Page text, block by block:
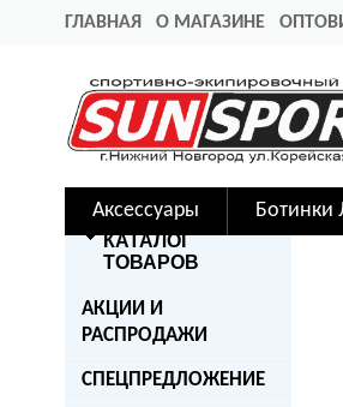
ГЛАВНАЯ О МАГАЗИНЕ
Аксессуары
КАТАЛОГ
ТОВАРОВ
АКЦИИ И
РАСПРОДАЖИ
СПЕЦПРЕДЛОЖЕНИЕ